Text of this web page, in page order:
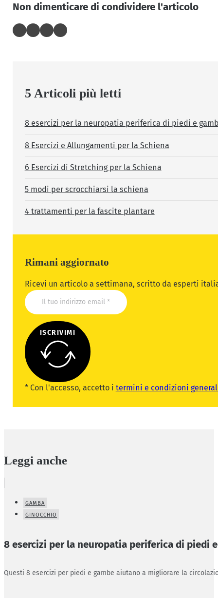
Non dimenticare di condividere l'articolo
5 Articoli più letti
8 esercizi per la neuropatia periferica di piedi e
8 Esercizi e Allungamenti per la Schiena
6 Esercizi di Stretching per la Schiena
5 modi per scrocchiarsi la schiena
4 trattamenti per la fascite plantare
Rimani aggiornato
Ricevi un articolo a settimana, scritto da esperti
ISCRIVIMI
* Con l'accesso, accetto i termini e condizioni
Leggi anche
GAMBA
GINOCCHIO
8 esercizi per la neuropatia periferica di piedi
Questi 8 esercizi per piedi e gambe aiutano a migliorare la